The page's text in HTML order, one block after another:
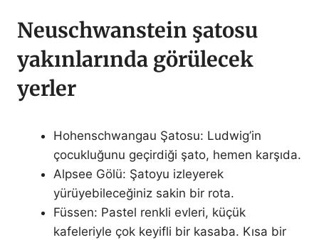
Neuschwanstein şatosu
yakınlarında görülecek
yerler
Hohenschwangau Şatosu: Ludwig’in
çocukluğunu geçirdiği şato, hemen karşıda.
Alpsee Gölü: Şatoyu izleyerek
yürüyebileceğiniz sakin bir rota.
Füssen: Pastel renkli evleri, küçük
kafeleriyle çok keyifli bir kasaba. Kısa bir